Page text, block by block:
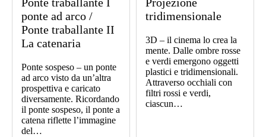
ponte ad arco /
Ponte traballante II
La catenaria
Ponte sospeso – un ponte
ad arco visto da un’altra
prospettiva e caricato
diversamente. Ricordando
il ponte sospeso, il ponte a
catena riflette l’immagine
del…
tridimensionale
3D – il cinema lo crea la
mente. Dalle ombre rosse
e verdi emergono oggetti
plastici e tridimensionali.
Attraverso occhiali con
filtri rossi e verdi,
ciascun…